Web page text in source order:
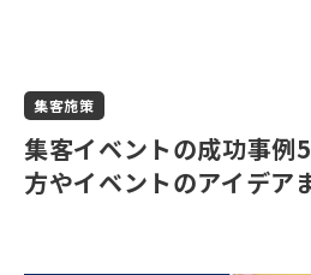
集客施策
集客イベントの成功事例
方やイベントのアイデア